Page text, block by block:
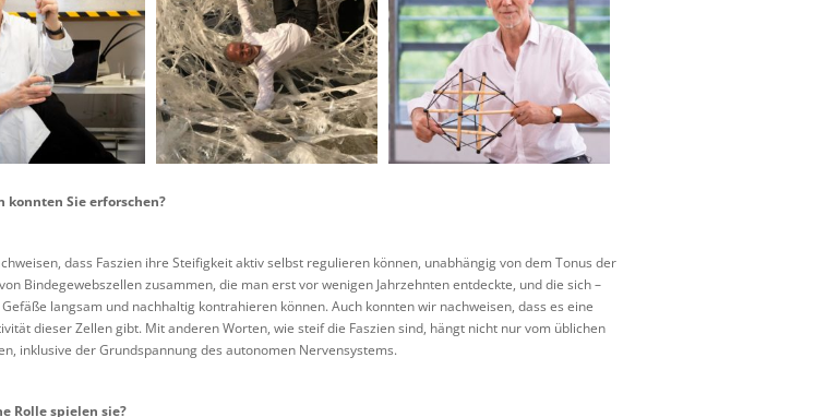
konnten Sie erforschen?
dass Faszien ihre Steifigkeit aktiv selbst regulieren können, unabhängig von dem Tonus der
Bindegewebszellen zusammen, die man erst vor wenigen Jahrzehnten entdeckte, und die sich –
langsam und nachhaltig kontrahieren können. Auch konnten wir nachweisen, dass es eine
dieser Zellen gibt. Mit anderen Worten, wie steif die Faszien sind, hängt nicht nur vom üblichen
inklusive der Grundspannung des autonomen Nervensystems.
Rolle spielen sie?